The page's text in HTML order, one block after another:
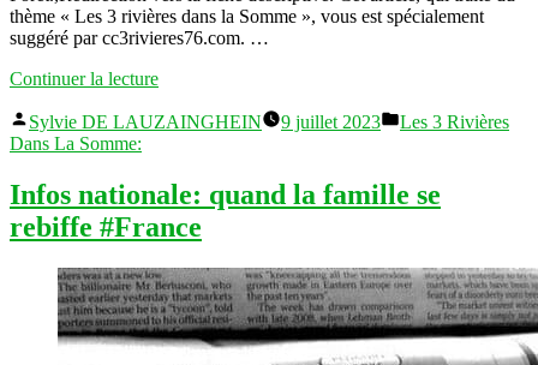
thème « Les 3 rivières dans la Somme », vous est spécialement
suggéré par cc3rivieres76.com. …
Continuer la lecture« Actualités
Rapport
du
9
juillet
Publié
par
Sylvie DE LAUZAINGHEIN 9 juillet 2023
Publié
Les 3 Rivières
Dans La Somme:
Infos nationale: quand la famille se
rebiffe #France